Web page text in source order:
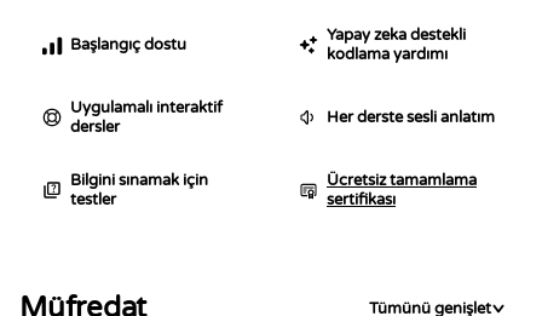
Başlangıç dostu
Yapay zeka destekli
kodlama yardımı
Uygulamalı interaktif
dersler
Her derste sesli anlatım
Bilgini sınamak için
testler
Ücretsiz tamamlama
sertifikası
Müfredat Tümünü genişlet